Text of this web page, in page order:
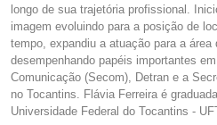
longo de sua trajetória profissional.
imagem evoluindo para a posição de
tempo, expandiu a atuação para a
desempenhando papéis importantes
Comunicação (Secom), Detran e a
no Tocantins. Flávia Ferreira é
Universidade Federal do Tocantins -